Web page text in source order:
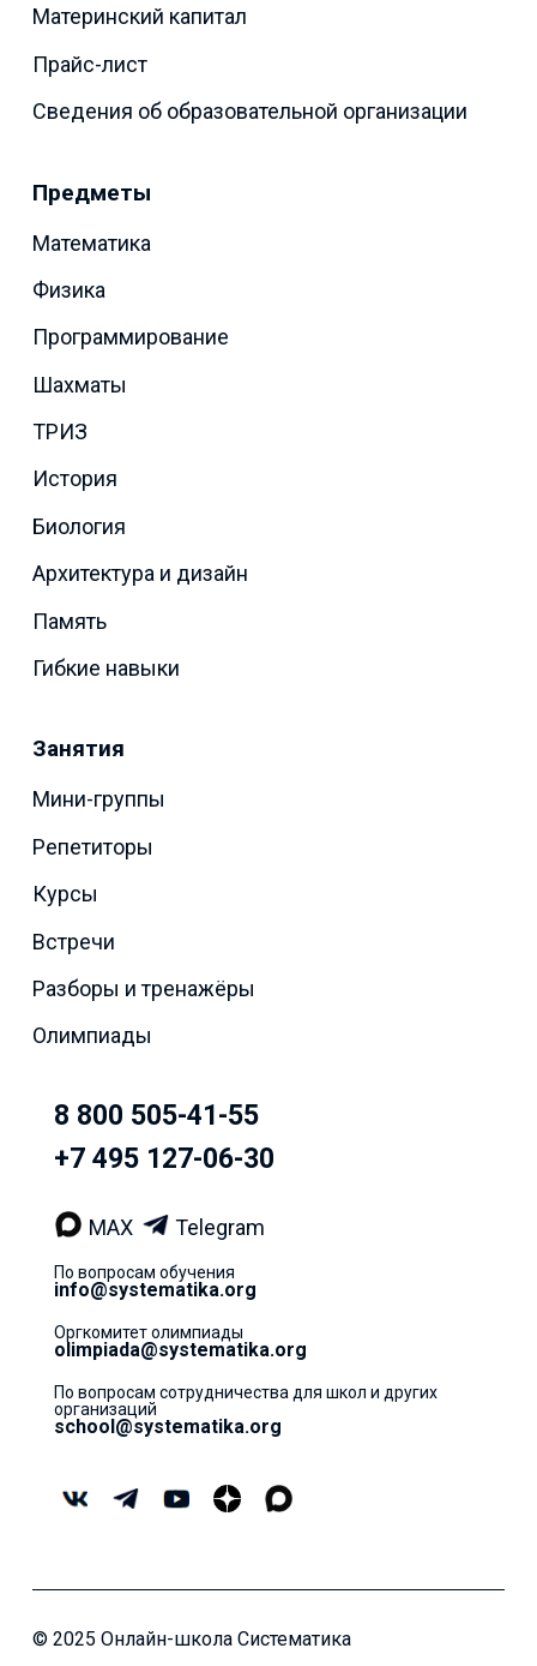
Материнский капитал
Прайс-лист
Сведения об образовательной организации
Предметы
Математика
Физика
Программирование
Шахматы
ТРИЗ
История
Биология
Архитектура и дизайн
Память
Гибкие навыки
Занятия
Мини-группы
Репетиторы
Курсы
Встречи
Разборы и тренажёры
Олимпиады
8 800 505-41-55
+7 495 127-06-30
MAX Telegram
По вопросам обучения
info@systematika.org
Оргкомитет олимпиады
olimpiada@systematika.org
По вопросам сотрудничества для школ и других
организаций
school@systematika.org
© 2025 Онлайн-школа Систематика